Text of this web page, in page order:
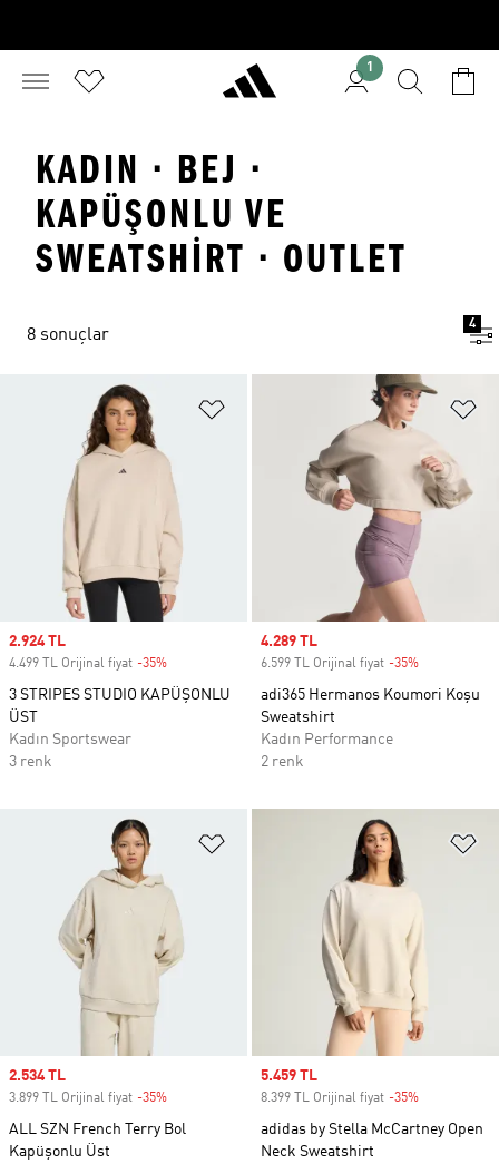
1
KADIN · BEJ ·
KAPÜŞONLU VE
SWEATSHIRT · OUTLET
8 sonuçlar
4
Favori Listesine Ekle
Sale price
2.924 TL
4.499 TL Orijinal fiyat -35%
3 STRIPES STUDIO KAPÜŞONLU
ÜST
Kadın Sportswear
3 renk
Sale price
4.289 TL
6.599 TL Orijinal fiyat -35%
adi365 Hermanos Koumori Koşu
Sweatshirt
Kadın Performance
2 renk
Favori Listesine Ekle
Sale price
2.534 TL
3.899 TL Orijinal fiyat -35%
ALL SZN French Terry Bol
Kapüşonlu Üst
Sale price
5.459 TL
8.399 TL Orijinal fiyat -35%
adidas by Stella McCartney Open
Neck Sweatshirt